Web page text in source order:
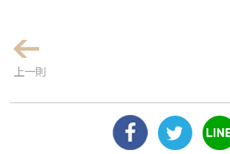
上一則